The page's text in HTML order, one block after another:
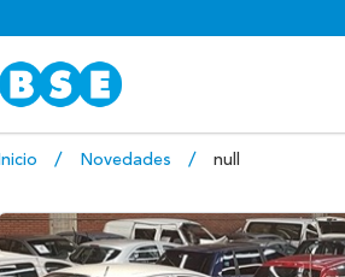
Inicio Novedades null